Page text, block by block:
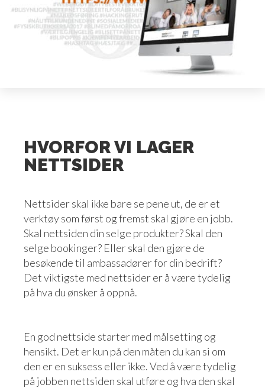
HVORFOR VI LAGER
NETTSIDER
Nettsider skal ikke bare se pene ut, de er et
verktøy som først og fremst skal gjøre en jobb.
Skal nettsiden din selge produkter? Skal den
selge bookinger? Eller skal den gjøre de
besøkende til ambassadører for din bedrift?
Det viktigste med nettsider er å være tydelig
på hva du ønsker å oppnå.
En god nettside starter med målsetting og
hensikt. Det er kun på den måten du kan si om
den er en suksess eller ikke. Ved å være tydelig
på jobben nettsiden skal utføre og hva den skal